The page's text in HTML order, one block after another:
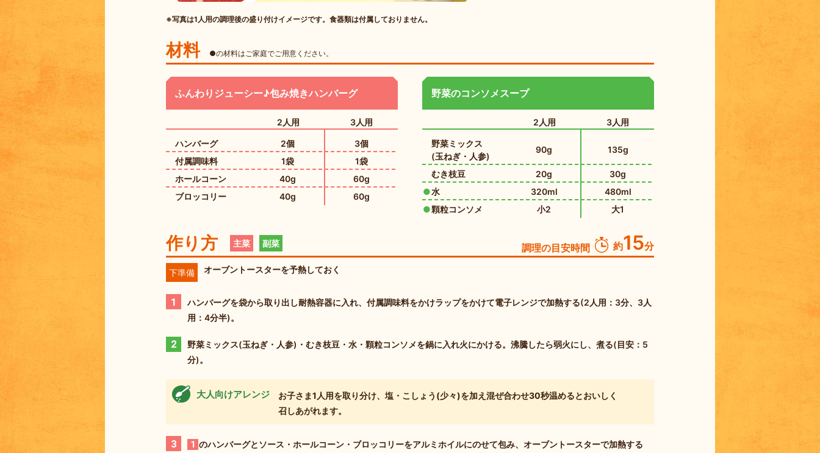
※写真は1人用の調理後の盛り付けイメージです。食器類は付属しておりません。
材料 ●の材料はご家庭でご用意ください。
ふんわりジューシー♪包み焼きハンバーグ
2人用 3人用
ハンバーグ 2個
3個
付属調味料
1袋
1袋
ホールコーン
40g
60g
ブロッコリー
40g 60g
野菜のコンソメスープ
2人用 3人用
野菜ミックス
(玉ねぎ・人参)
90g 135g
むき枝豆 20g
30g
水
320ml
480ml
顆粒コンソメ
小2 大1
作り方 主菜 副菜 調理の目安時間 約15分
下準備 オーブントースターを予熱しておく
1
ハンバーグを袋から取り出し耐熱容器に入れ、付属調味料をかけラップをかけて電子レンジで加熱する(2人用：3分、3人
用：4分半)。
2
野菜ミックス(玉ねぎ・人参)・むき枝豆・水・顆粒コンソメを鍋に入れ火にかける。沸騰したら弱火にし、煮る(目安：5
分)。
大人向けアレンジ
お子さま1人用を取り分け、塩・こしょう(少々)を加え混ぜ合わせ30秒温めるとおいしく
召しあがれます。
3 1 のハンバーグとソース・ホールコーン・ブロッコリーをアルミホイルにのせて包み、オーブントースターで加熱する